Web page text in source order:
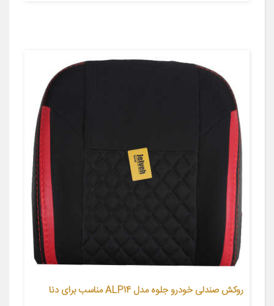
روکش صندلی خودرو جلوه مدل ALP14 مناسب برای دنا